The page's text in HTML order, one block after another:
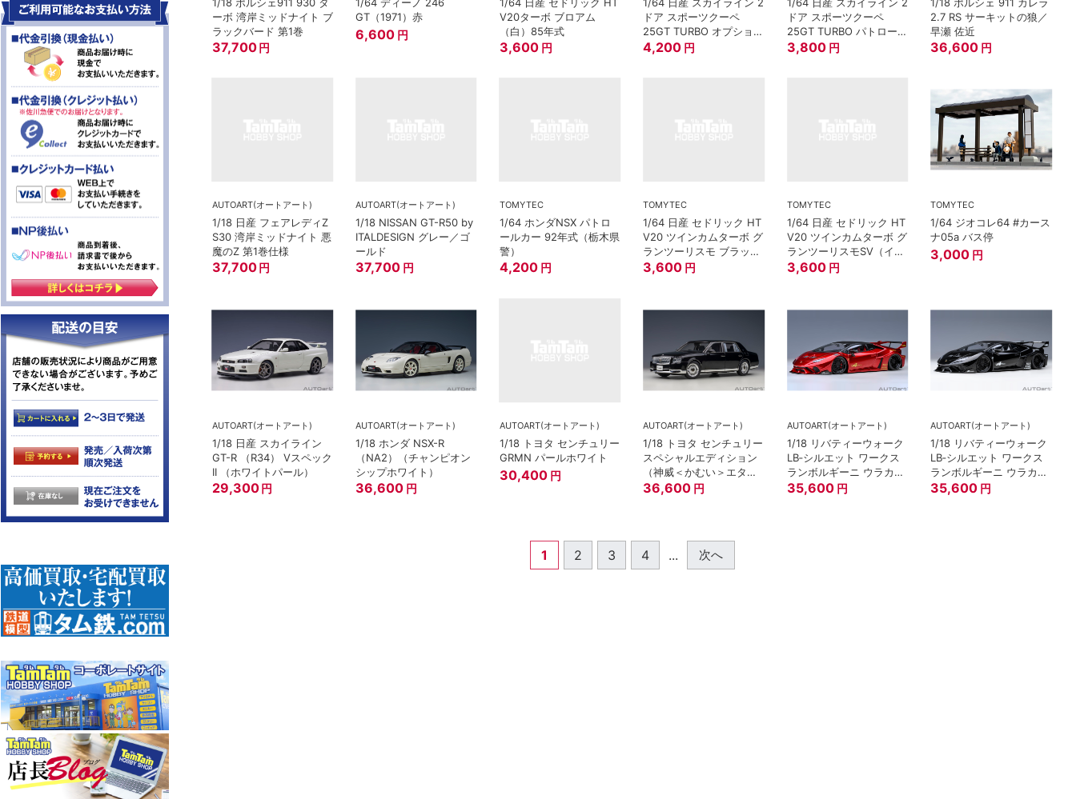
ーボ 湾岸ミッドナイト ブ
ラックバード 第1巻
37,700 円
GT（1971）赤
6,600 円
V20ターボ ブロアム
（白）85年式
3,600 円
ドア スポーツクーペ
25GT TURBO オプション
パーツ付（黄）98年式
4,200 円
ドア スポーツクーペ
25GT TURBO パトロール
カー（山梨県警察）
3,800 円
2.7 RS サーキットの狼／
早瀬 佐近
36,600 円
AUTOART(オートアート)
1/18 日産 フェアレディZ
S30 湾岸ミッドナイト 悪
魔のZ 第1巻仕様
37,700 円
AUTOART(オートアート)
1/18 NISSAN GT-R50 by
ITALDESIGN グレー／ゴ
ールド
37,700 円
TOMYTEC
1/64 ホンダNSX パトロ
ールカー 92年式（栃木県
警）
4,200 円
TOMYTEC
1/64 日産 セドリック HT
V20 ツインカムターボ グ
ランツーリスモ ブラック
SV 90年式
3,600 円
TOMYTEC
1/64 日産 セドリック HT
V20 ツインカムターボ グ
ランツーリスモSV（イエ
ロイッシュシルバー）89
3,600 円
TOMYTEC
1/64 ジオコレ64 #カース
ナ05a バス停
3,000 円
AUTOART(オートアート)
1/18 日産 スカイライン
GT-R （R34） Vスペック
II （ホワイトパール）
29,300 円
AUTOART(オートアート)
1/18 ホンダ NSX-R
（NA2）（チャンピオン
シップホワイト）
36,600 円
AUTOART(オートアート)
1/18 トヨタ センチュリー
GRMN パールホワイト
30,400 円
AUTOART(オートアート)
1/18 トヨタ センチュリー
スペシャルエディション
（神威＜かむい＞エター
ナルブラック)
36,600 円
AUTOART(オートアート)
1/18 リバティーウォーク
LB‐シルエット ワークス
ランボルギーニ ウラカン
GT （ハイパー・レッ
35,600 円
AUTOART(オートアート)
1/18 リバティーウォーク
LB‐シルエット ワークス
ランボルギーニ ウラカン
GT （ブラック）
35,600 円
1 2 3 4 ... 次へ